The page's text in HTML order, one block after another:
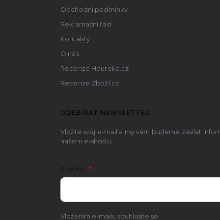
Obchodní podmínky
Reklamační řád
Kontakty
O nás
Recenze Heureka.cz
Recenze Zboží.cz
ODEBÍRAT NEWSLETTER
Vložte svůj e-mail a my vám budeme zasílat
našem e-shopu.
Vložením e-mailu souhlasíte se